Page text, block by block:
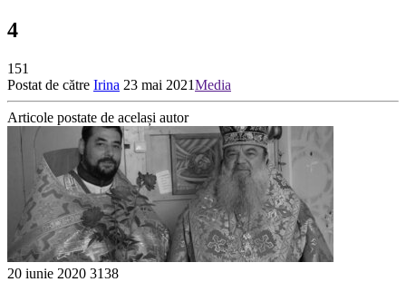
4
151
Postat de către Irina 23 mai 2021Media
Articole postate de același autor
20 iunie 2020 3138